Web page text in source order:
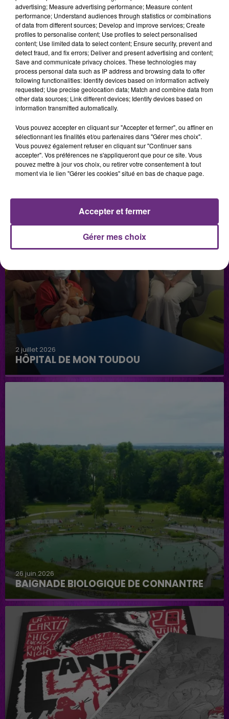
29 juillet 2026
GAGNEZ VOTRE SÉJOUR AU CENTER
PARCS DU LAC D’AILETTE AVEC
CHAMPAGNE FM
LES PODCASTS
2 juillet 2026
HÔPITAL DE MON TOUDOU
Hôpital de mon Toudou
26 juin 2026
BAIGNADE BIOLOGIQUE DE CONNANTRE
Baignade biologique de Connantre
advertising; Measure advertising performance; Measure content
performance; Understand audiences through statistics or combinations
of data from different sources; Develop and improve services; Create
profiles to personalise content; Use profiles to select personalised
content; Use limited data to select content; Ensure security, prevent and
detect fraud, and fix errors; Deliver and present advertising and content;
Save and communicate privacy choices. These technologies may
process personal data such as IP address and browsing data to offer
following functionalities: Identify devices based on information actively
requested; Use precise geolocation data; Match and combine data from
other data sources; Link different devices; Identify devices based on
information transmitted automatically.
Vous pouvez accepter en cliquant sur "Accepter et fermer", ou affiner en
sélectionnant les finalités et/ou partenaires dans "Gérer mes choix".
Vous pouvez également refuser en cliquant sur "Continuer sans
accepter". Vos préférences ne s'appliqueront que pour ce site. Vous
pouvez mettre à jour vos choix, ou retirer votre consentement à tout
moment via le lien "Gérer les cookies" situé en bas de chaque page.
Gérer mes choix
Accepter et fermer